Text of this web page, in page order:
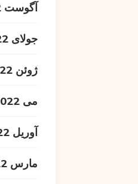
آگوست 2022
جولای 2022
ژوئن 2022
می 2022
آوریل 2022
مارس 2022